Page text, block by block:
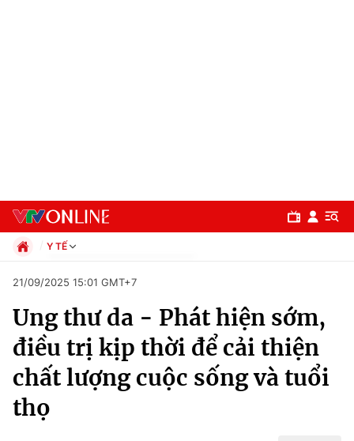
Chuyên mục
Chính trị
Xã hội
Y TẾ
Xã hội
Pháp luật
Kinh tế
Thể thao
Truyền hình
Văn hóa - Giải trí
21/09/2025 15:01 GMT+7
Ung thư da - Phát hiện sớm,
điều trị kịp thời để cải thiện
chất lượng cuộc sống và tuổi
thọ